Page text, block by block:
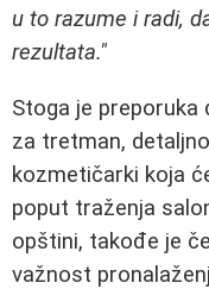
u to razume i radi,
rezultata."
Stoga je preporuka
za tretman,
kozmetičarki koja
poput traženja
opštini, takođe je
važnost